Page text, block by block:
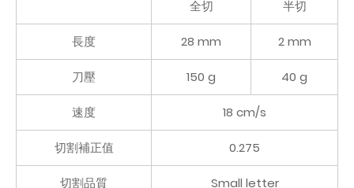
全切 半切
長度 28 mm 2 mm
刀壓 150 g 40 g
速度 18 cm/s
切割補正值 0.275
切割品質 Small letter